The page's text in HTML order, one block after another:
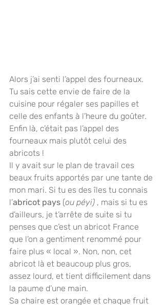
Alors j’ai senti l’appel des fourneaux.
Tu sais cette envie de faire de la
cuisine pour régaler ses papilles et
celle des enfants à l’heure du goûter.
Enfin là, c’était pas l’appel des
fourneaux mais plutôt celui des
abricots !
Il y avait sur le plan de travail ces
beaux fruits apportés par une tante de
mon mari. Si tu es des îles tu connais
l’abricot pays (ou péyi) , mais si tu es
d’ailleurs, je t’arrête de suite si tu
penses que c’est un abricot France
que l’on a gentiment renommé pour
faire plus « local ». Non, non, cet
abricot là et beaucoup plus gros,
assez lourd, et tient difficilement dans
la paume d’une main.
Sa chaire est orangée et chaque fruit